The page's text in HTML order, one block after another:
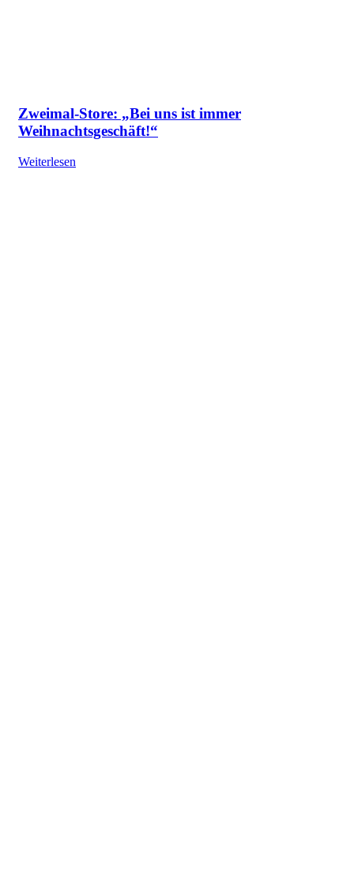
Zweimal-Store: „Bei uns ist immer
Weihnachtsgeschäft!“
Weiterlesen